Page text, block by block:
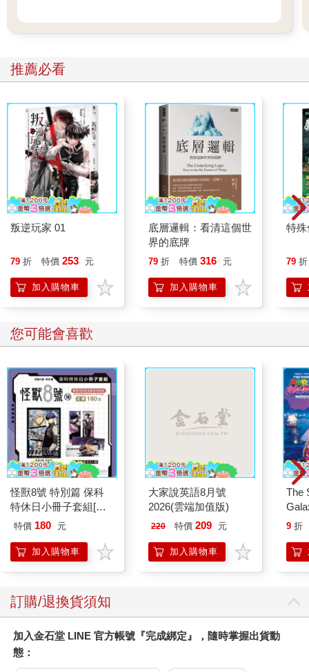
推薦必看
叛逆玩家 01
79 折 特價 253 元
加入購物車
底層邏輯：看清這個世
界的底牌
79 折 特價 316 元
加入購物車
特
79 折
您可能會喜歡
怪獸8號 特別篇 保科
特休日小冊子套組[限
加購]
特價 180 元
加入購物車
大家說英語8月號
2026(雲端加值版)
220 特價 209 元
加入購物車
The
9 折
訂購/退換貨須知
加入金石堂 LINE 官方帳號『完成綁定』，隨時掌握出貨動
態：